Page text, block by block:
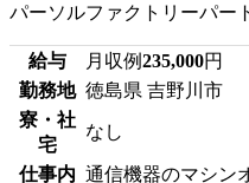
パーソルファクトリーパー
給与 月収例235,000円
勤務地 徳島県 吉野川市
寮・社
宅
なし
仕事内 通信機器のマシン